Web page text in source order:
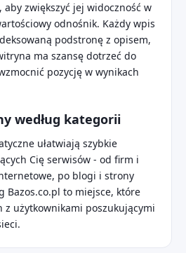
zwiększyć jej widoczność w
odnośnik. Każdy wpis
podstronę z opisem,
ma szansę dotrzeć do
pozycję w wynikach
według kategorii
ułatwiają szybkie
Cię serwisów - od firm i
po blogi i strony
Bazos.co.pl to miejsce, które
z użytkownikami poszukującymi